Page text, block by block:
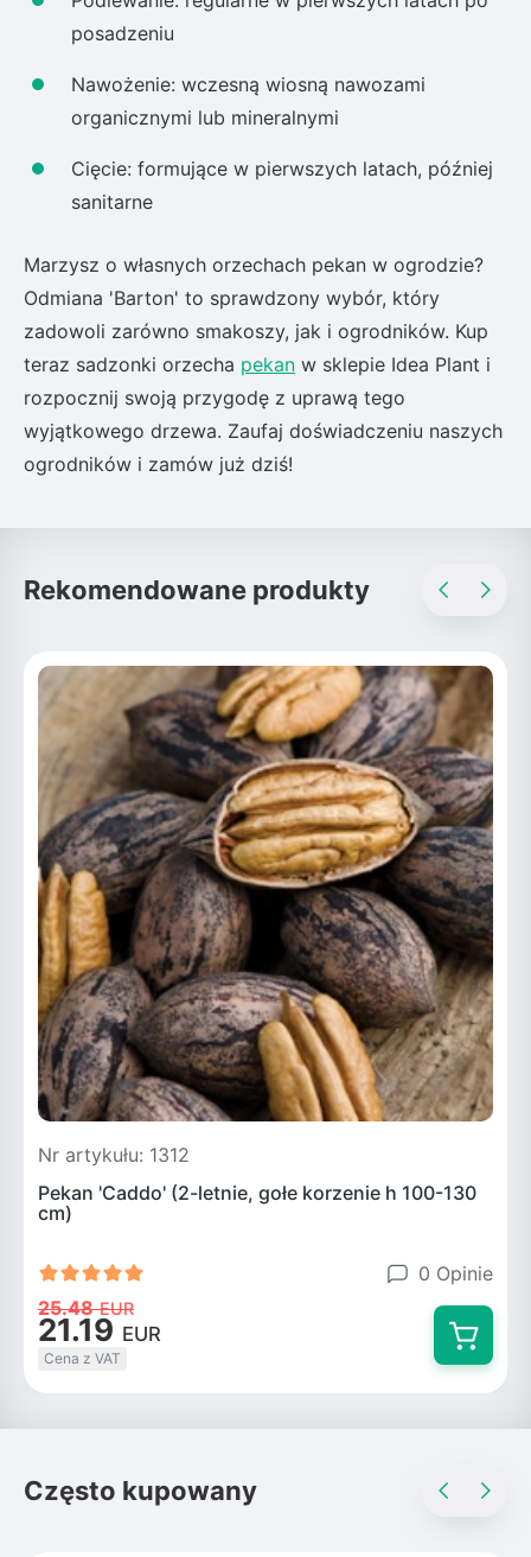
posadzeniu
Nawożenie: wczesną wiosną nawozami
organicznymi lub mineralnymi
Cięcie: formujące w pierwszych latach, później
sanitarne
Marzysz o własnych orzechach pekan w ogrodzie?
Odmiana 'Barton' to sprawdzony wybór, który
zadowoli zarówno smakoszy, jak i ogrodników. Kup
teraz sadzonki orzecha pekan w sklepie Idea Plant i
rozpocznij swoją przygodę z uprawą tego
wyjątkowego drzewa. Zaufaj doświadczeniu naszych
ogrodników i zamów już dziś!
Rekomendowane produkty
Nr artykułu: 1312
Pekan 'Caddo' (2-letnie, gołe korzenie h 100-130
cm)
0 Opinie
25.48 EUR
21.19 EUR
Cena z VAT
Często kupowany